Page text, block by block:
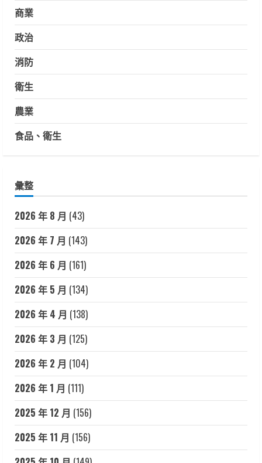
商業
政治
消防
衛生
農業
食品、衛生
彙整
2026 年 8 月 (43)
2026 年 7 月 (143)
2026 年 6 月 (161)
2026 年 5 月 (134)
2026 年 4 月 (138)
2026 年 3 月 (125)
2026 年 2 月 (104)
2026 年 1 月 (111)
2025 年 12 月 (156)
2025 年 11 月 (156)